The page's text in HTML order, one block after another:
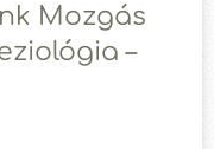
Mozgás
–